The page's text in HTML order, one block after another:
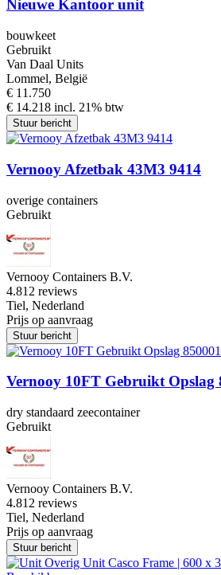
Nieuwe Kantoor unit
bouwkeet
Gebruikt
Van Daal Units
Lommel, België
€ 11.750
€ 14.218 incl. 21% btw
Stuur bericht
Vernooy Afzetbak 43M3 9414
overige containers
Gebruikt
Vernooy Containers B.V.
4.812 reviews
Tiel, Nederland
Prijs op aanvraag
Stuur bericht
Vernooy 10FT Gebruikt Opslag
dry standaard zeecontainer
Gebruikt
Vernooy Containers B.V.
4.812 reviews
Tiel, Nederland
Prijs op aanvraag
Stuur bericht